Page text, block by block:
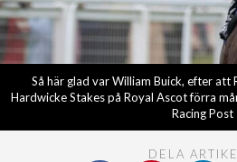
Så här glad var William Buick, efter att
Hardwicke Stakes på Royal Ascot förra
Racing Post
DELA